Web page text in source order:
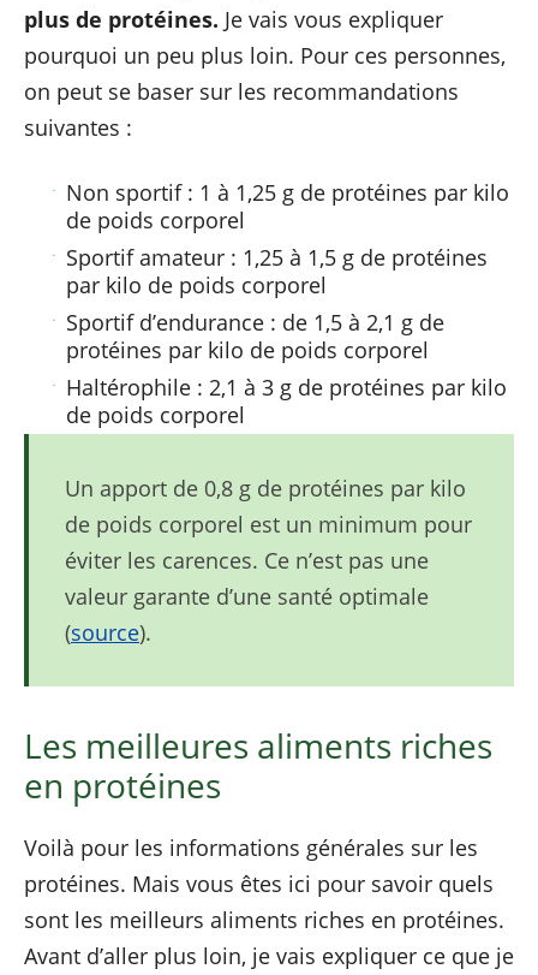
plus de protéines. Je vais vous expliquer
pourquoi un peu plus loin. Pour ces personnes,
on peut se baser sur les recommandations
suivantes :
Non sportif : 1 à 1,25 g de protéines par kilo
de poids corporel
Sportif amateur : 1,25 à 1,5 g de protéines
par kilo de poids corporel
Sportif d’endurance : de 1,5 à 2,1 g de
protéines par kilo de poids corporel
Haltérophile : 2,1 à 3 g de protéines par kilo
de poids corporel
Un apport de 0,8 g de protéines par kilo
de poids corporel est un minimum pour
éviter les carences. Ce n’est pas une
valeur garante d’une santé optimale
(source).
Les meilleures aliments riches
en protéines
Voilà pour les informations générales sur les
protéines. Mais vous êtes ici pour savoir quels
sont les meilleurs aliments riches en protéines.
Avant d’aller plus loin, je vais expliquer ce que je